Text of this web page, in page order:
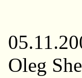
Oleg